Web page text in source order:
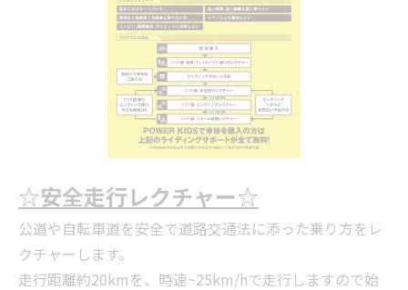
☆安全走行レクチャー☆
公道や自転車道を安全で道路交通法に添った乗り方をレ
クチャーします。
走行距離約20kmを、時速~25km/hで走行しますので始